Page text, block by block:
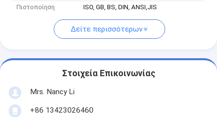
Πιστοποίηση
ISO, GB, BS, DIN, ANSI,JIS
Δείτε περισσότερων
Στοιχεία Επικοινωνίας
Mrs. Nancy Li
+86 13423026460